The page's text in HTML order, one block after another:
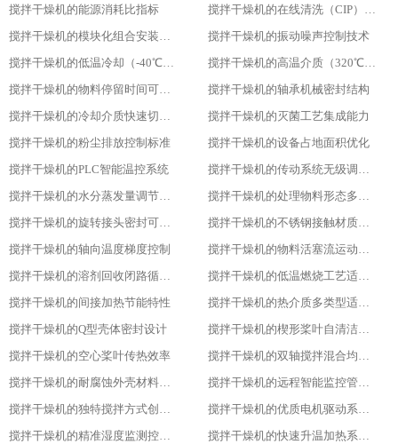
搅拌干燥机的能源消耗比指标
搅拌干燥机的在线清洗（CIP）功能
搅拌干燥机的模块化组合安装方式
搅拌干燥机的振动噪声控制技术
搅拌干燥机的低温冷却（-40℃）适用性
搅拌干燥机的高温介质（320℃）耐受性
搅拌干燥机的物料停留时间可调性
搅拌干燥机的轴承机械密封结构
搅拌干燥机的冷却介质快速切换设计
搅拌干燥机的灭菌工艺集成能力
搅拌干燥机的粉尘排放控制标准
搅拌干燥机的设备占地面积优化
搅拌干燥机的PLC智能温控系统
搅拌干燥机的传动系统无级调速功能
搅拌干燥机的水分蒸发量调节能力
搅拌干燥机的处理物料形态多样性
搅拌干燥机的旋转接头密封可靠性
搅拌干燥机的不锈钢接触材质防腐性
搅拌干燥机的轴向温度梯度控制
搅拌干燥机的物料活塞流运动特性
搅拌干燥机的溶剂回收闭路循环系统
搅拌干燥机的低温燃烧工艺适用性
搅拌干燥机的间接加热节能特性
搅拌干燥机的热介质多类型适配性
搅拌干燥机的Q型壳体密封设计
搅拌干燥机的楔形桨叶自清洁功能
搅拌干燥机的空心桨叶传热效率
搅拌干燥机的双轴搅拌混合均匀性
搅拌干燥机的耐腐蚀外壳材料选用
搅拌干燥机的远程智能监控管理能力
搅拌干燥机的独特搅拌方式创新设计
搅拌干燥机的优质电机驱动系统稳定性
搅拌干燥机的精准湿度监测控制功能
搅拌干燥机的快速升温加热系统优势